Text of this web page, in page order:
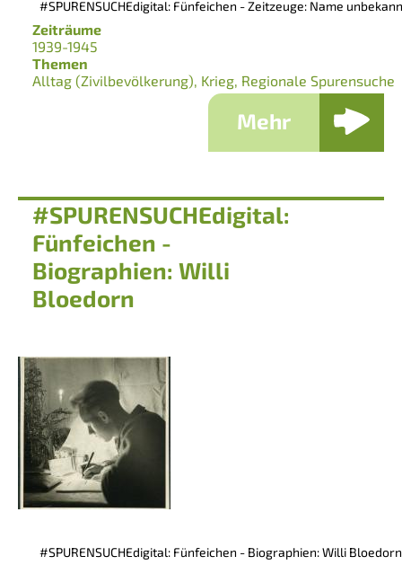
#SPURENSUCHEdigital: Fünfeichen - Zeitzeuge: Name
Zeiträume
1939-1945
Themen
Alltag (Zivilbevölkerung) Krieg Regionale Spurensuche
Mehr
#SPURENSUCHEdigital:
Fünfeichen -
Biographien: Willi
Bloedorn
#SPURENSUCHEdigital: Fünfeichen - Biographien: Willi Bloedorn